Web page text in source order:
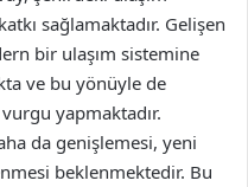
sağlamaktadır. Gelişen
bir ulaşım sistemine
ve bu yönüyle de
yapmaktadır.
da genişlemesi, yeni
beklenmektedir. Bu